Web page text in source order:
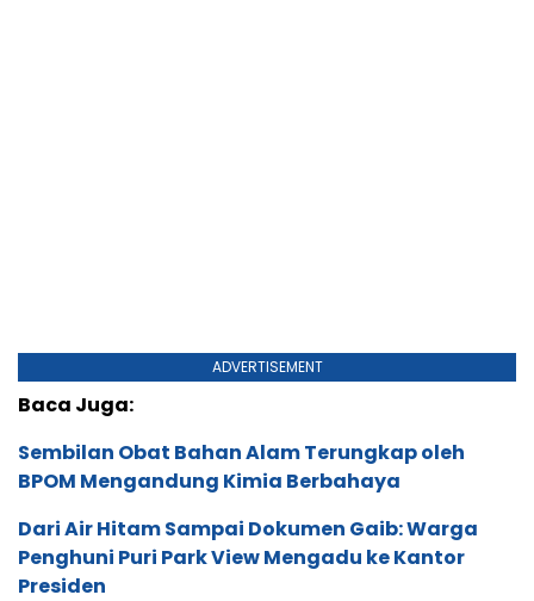
ADVERTISEMENT
Baca Juga:
Sembilan Obat Bahan Alam Terungkap oleh
BPOM Mengandung Kimia Berbahaya
Dari Air Hitam Sampai Dokumen Gaib: Warga
Penghuni Puri Park View Mengadu ke Kantor
Presiden